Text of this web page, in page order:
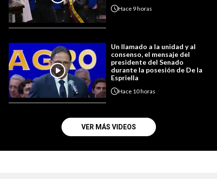
Hace 9 horas
Un llamado a la unidad y al
consenso, el mensaje del
presidente del Senado
durante la posesión de De la
Espriella
Hace 10 horas
VER MÁS VIDEOS